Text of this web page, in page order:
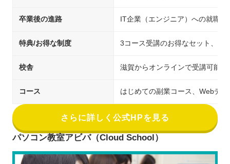
卒業後の進路 IT企業（エンジニア）への就職・
特典/お得な制度 3コース受講のお得なセット、教
校舎 滋賀からオンラインで受講可能
コース はじめての副業コース、Webデ
さらに詳しく公式HPを見る
パソコン教室アビバ（Cloud School）